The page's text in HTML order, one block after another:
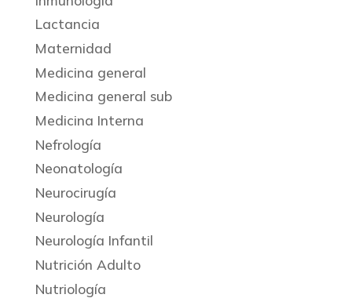
Lactancia
Maternidad
Medicina general
Medicina general sub
Medicina Interna
Nefrología
Neonatología
Neurocirugía
Neurología
Neurología Infantil
Nutrición Adulto
Nutriología